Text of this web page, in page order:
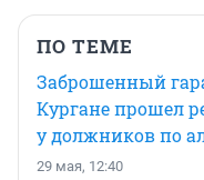
ПО ТЕМЕ
Заброшенный
Кургане прошел
у должников по
29 мая, 12:40